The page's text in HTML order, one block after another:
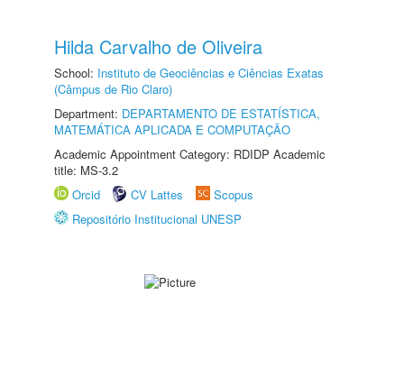
Hilda Carvalho de Oliveira
School: Instituto de Geociências e Ciências Exatas
(Câmpus de Rio Claro)
Department: DEPARTAMENTO DE ESTATÍSTICA,
MATEMÁTICA APLICADA E COMPUTAÇÃO
Academic Appointment Category: RDIDP Academic
title: MS-3.2
Orcid
CV Lattes
Scopus
Repositório Institucional UNESP